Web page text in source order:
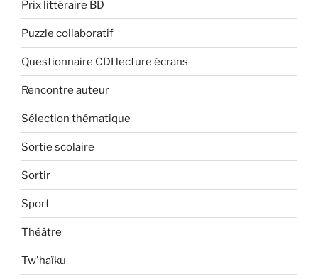
Prix littéraire BD
Puzzle collaboratif
Questionnaire CDI lecture écrans
Rencontre auteur
Sélection thématique
Sortie scolaire
Sortir
Sport
Théâtre
Tw'haïku